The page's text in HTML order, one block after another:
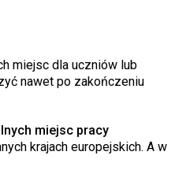
miejsc dla uczniów lub
nawet po zakończeniu
miejsc pracy
krajach europejskich. A w